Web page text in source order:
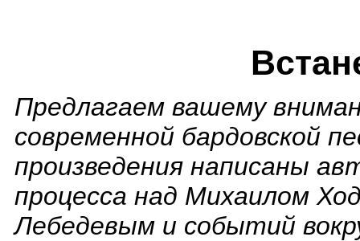
Предлагаем вашему
современной бардовской
произведения написаны
процесса над Михаилом
Лебедевым и событий